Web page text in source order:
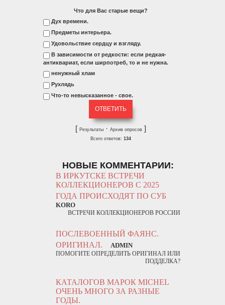
Что для Вас старые вещи?
Дух времени.
Предметы интерьера.
Удовольствие сердцу и взгляду.
В зависимости от редкости: если редкая-
антиквариат, если ширпотреб, то и не нужна.
ненужный хлам
Рухлядь
Что-то невысказанное - свое.
[ Результаты· Архив опросов]
Всего ответов: 134
НОВЫЕ КОММЕНТАРИИ:
В ИРКУТСКЕ ВСТРЕЧИ
КОЛЛЕКЦИОНЕРОВ С 2025
ГОДА ПРОИСХОДЯТ ПО СУБ
KORO
ВСТРЕЧИ КОЛЛЕКЦИОНЕРОВ РОССИИ
ПОСЛЕВОЕННЫЙ ФАЯНС.
ОРИГИНАЛ.
ADMIN
ПОМОГИТЕ ОПРЕДЕЛИТЬ ОРИГИНАЛ ИЛИ
ПОДДЕЛКА?
КАТАЛОГОВ МАРОК MICHEL
ОЧЕНЬ МНОГО ЗА РАЗНЫЕ
ГОДЫ.